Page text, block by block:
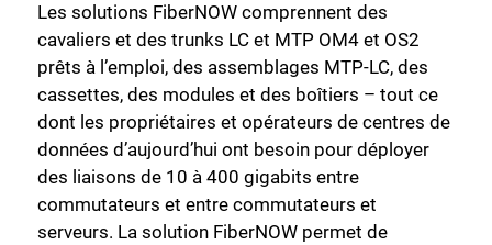
Les solutions FiberNOW comprennent des
cavaliers et des trunks LC et MTP OM4 et OS2
prêts à l’emploi, des assemblages MTP-LC, des
cassettes, des modules et des boîtiers – tout ce
dont les propriétaires et opérateurs de centres de
données d’aujourd’hui ont besoin pour déployer
des liaisons de 10 à 400 gigabits entre
commutateurs et entre commutateurs et
serveurs. La solution FiberNOW permet de